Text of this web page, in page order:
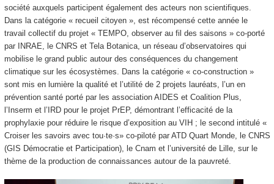
société auxquels participent également des acteurs non scientifiques.
Dans la catégorie « recueil citoyen », est récompensé cette année le
travail collectif du projet « TEMPO, observer au fil des saisons » co-porté
par INRAE, le CNRS et Tela Botanica, un réseau d’observatoires qui
mobilise le grand public autour des conséquences du changement
climatique sur les écosystèmes. Dans la catégorie « co-construction »
sont mis en lumière la qualité et l’utilité de 2 projets lauréats, l’un en
prévention santé porté par les association AIDES et Coalition Plus,
l’Inserm et l’IRD pour le projet PrEP, démontrant l’efficacité de la
prophylaxie pour réduire le risque d’exposition au VIH ; le second intitulé «
Croiser les savoirs avec tou·te·s» co-piloté par ATD Quart Monde, le CNRS
(GIS Démocratie et Participation), le Cnam et l’université de Lille, sur le
thème de la production de connaissances autour de la pauvreté.